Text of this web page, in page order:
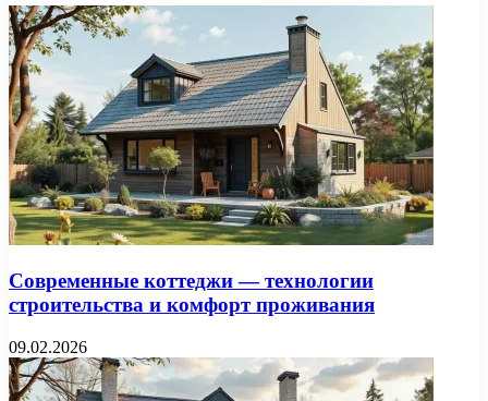
Современные коттеджи — технологии
строительства и комфорт проживания
09.02.2026